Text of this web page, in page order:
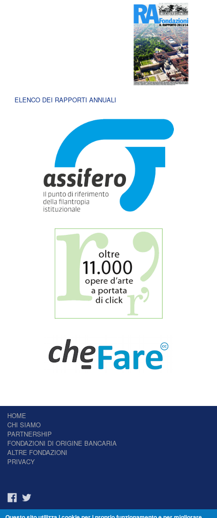
ELENCO DEI RAPPORTI ANNUALI
HOME
CHI SIAMO
PARTNERSHIP
FONDAZIONI DI ORIGINE BANCARIA
ALTRE FONDAZIONI
PRIVACY